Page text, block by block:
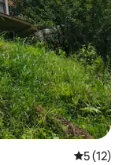
Średnia
5 (12)